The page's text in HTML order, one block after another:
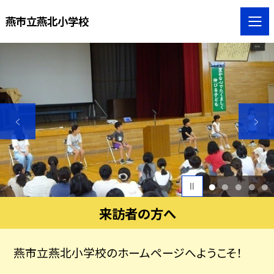
燕市立燕北小学校
1 2 3 4 5
来訪者の方へ
燕市立燕北小学校のホームページへようこそ！